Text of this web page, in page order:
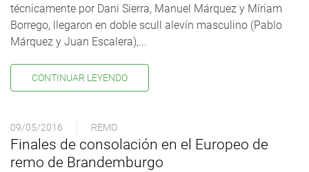
técnicamente por Dani Sierra, Manuel Márquez y Míriam
Borrego, llegaron en doble scull alevín masculino (Pablo
Márquez y Juan Escalera),...
CONTINUAR LEYENDO
09/05/2016 REMO
Finales de consolación en el Europeo de
remo de Brandemburgo